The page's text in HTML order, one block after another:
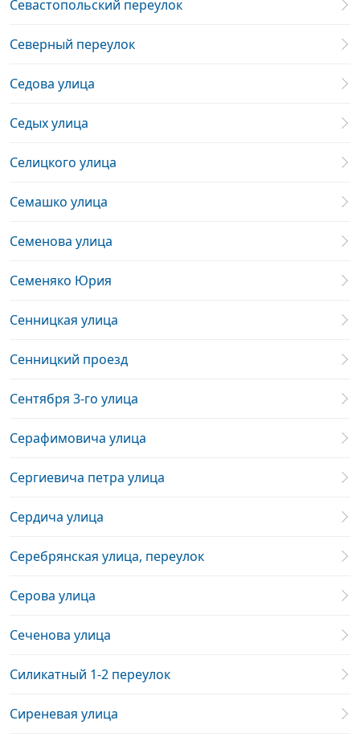
Севастопольский переулок
Северный переулок
Седова улица
Седых улица
Селицкого улица
Семашко улица
Семенова улица
Семеняко Юрия
Сенницкая улица
Сенницкий проезд
Сентября 3-го улица
Серафимовича улица
Сергиевича петра улица
Сердича улица
Серебрянская улица, переулок
Серова улица
Сеченова улица
Силикатный 1-2 переулок
Сиреневая улица